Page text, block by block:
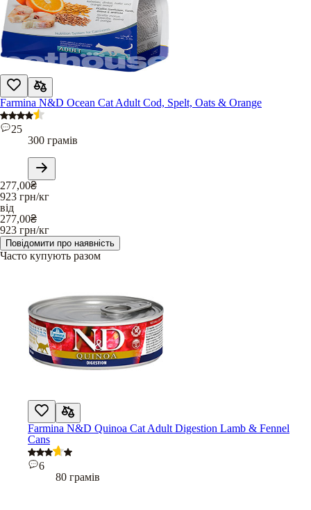
Farmina N&D Ocean Cat Adult Cod, Spelt, Oats & Orange
25
300 грамів
277,00₴
923 грн/кг
від
277,00₴
923 грн/кг
Повідомити про наявність
Часто купують разом
Farmina N&D Quinoa Cat Adult Digestion Lamb & Fennel
Cans
6
80 грамів